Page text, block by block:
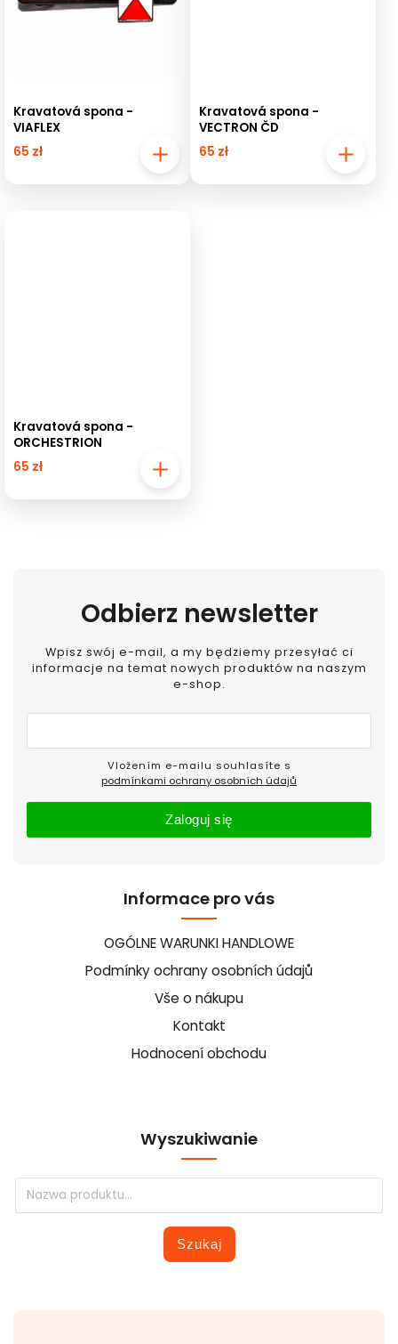
Kravatová spona -
VIAFLEX
65 zł
Kravatová spona -
VECTRON ČD
65 zł
Kravatová spona -
ORCHESTRION
65 zł
Informace pro vás
OGÓLNE WARUNKI HANDLOWE
Podmínky ochrany osobních údajů
Vše o nákupu
Kontakt
Hodnocení obchodu
Odbierz newsletter
Wpisz swój e-mail, a my będziemy przesyłać ci
informacje na temat nowych produktów na naszym
e-shop.
podmínkami ochrany osobních údajů
Zaloguj się
Wyszukiwanie
Szukaj